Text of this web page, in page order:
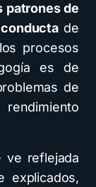
patrones de
de
procesos
es de
de
ve reflejada
explicados,